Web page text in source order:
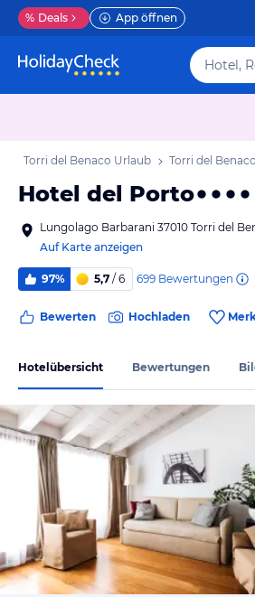
% Deals App öffnen
Torri del Benaco Urlaub Torri del
Hotel del Porto
Lungolago Barbarani 37010 Torri del
Auf Karte anzeigen
97% 5,7 / 6 699 Bewertungen
Bewerten Hochladen
Hotelübersicht Bewertungen